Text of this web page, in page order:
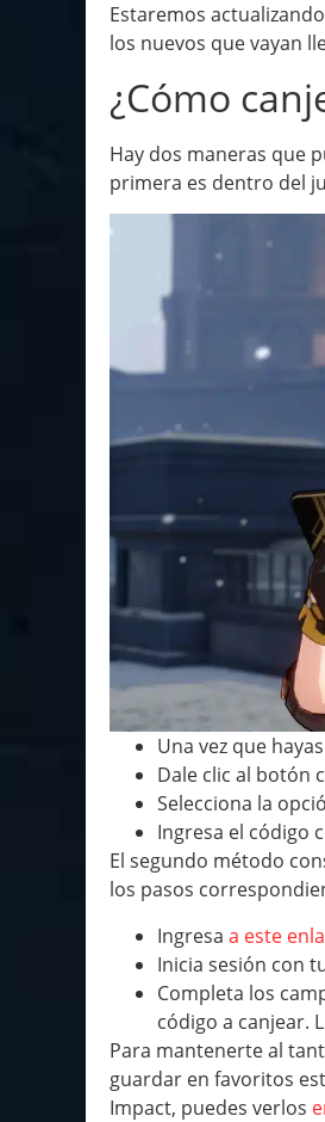
Estaremos
los nuevos que vayan
¿Cómo
Hay dos maneras que
primera es dentro del
Una vez que
Dale clic al botón
Selecciona la
Ingresa el código
El segundo método
los pasos
Ingresa a este
Inicia sesión con
Completa los
código a canjear.
Para mantenerte al
guardar en favoritos
Impact, puedes verlos